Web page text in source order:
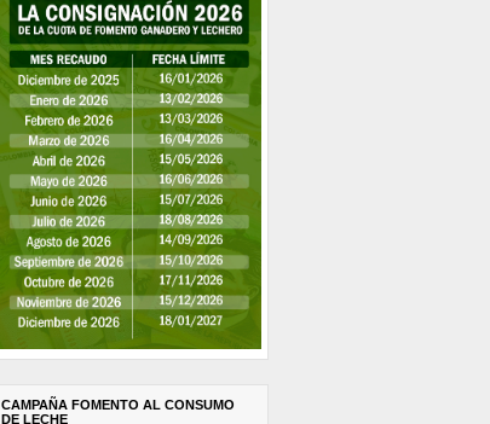
CAMPAÑA FOMENTO AL CONSUMO
DE LECHE